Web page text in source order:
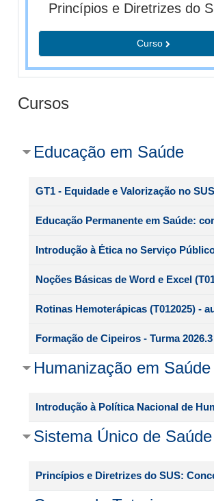
Curso
Cursos
Educação em Saúde
Formação de Cipeiros - Turma 2026.3
Humanização em Saúde
Sistema Único de